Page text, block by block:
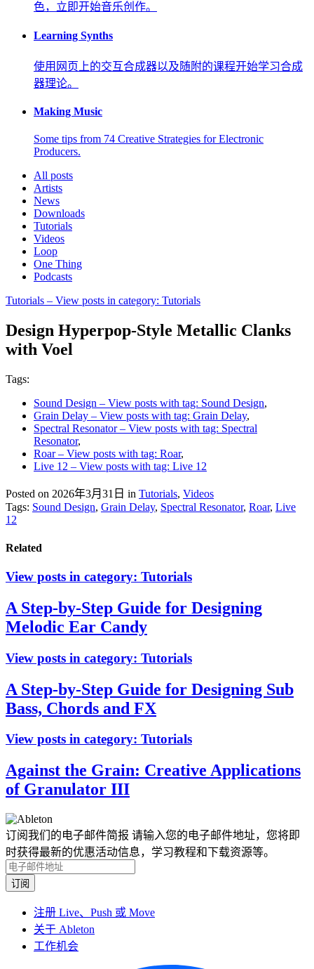
色，立即开始音乐创作。
Learning Synths
使用网页上的交互合成器以及随附的课程开始学习合成
器理论。
Making Music
Some tips from 74 Creative Strategies for Electronic
Producers.
All posts
Artists
News
Downloads
Tutorials
Videos
Loop
One Thing
Podcasts
Tutorials – View posts in category: Tutorials
Design Hyperpop-Style Metallic Clanks
with Voel
Tags:
Sound Design – View posts with tag: Sound Design,
Grain Delay – View posts with tag: Grain Delay,
Spectral Resonator– View posts with tag: Spectral
Resonator,
Roar– View posts with tag: Roar,
Live 12 – View posts with tag: Live 12
Posted on 2026年3月31日 in Tutorials, Videos
Tags: Sound Design, Grain Delay, Spectral Resonator, Roar, Live
12
Related
View posts in category: Tutorials
A Step-by-Step Guide for Designing
Melodic Ear Candy
View posts in category: Tutorials
A Step-by-Step Guide for Designing Sub
Bass, Chords and FX
View posts in category: Tutorials
Against the Grain: Creative Applications
of Granulator III
订阅我们的电子邮件简报 请输入您的电子邮件地址，您将即
时获得最新的优惠活动信息，学习教程和下载资源等。
注册 Live、Push 或 Move
关于 Ableton
工作机会